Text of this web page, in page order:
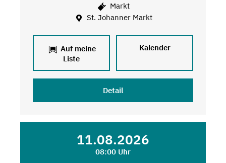
Markt
St. Johanner Markt
Auf meine
Liste
Kalender
Detail
11.08.2026
08:00 Uhr